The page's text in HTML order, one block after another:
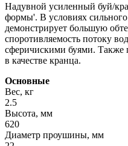
Надувной усиленный буй/
формы'. В условиях
демонстрирует большую
споротивляемость потоку
сферичискими буями. Также
в качестве кранца.
Основные
Вес, кг
2.5
Высота, мм
620
Диаметр проушины, мм